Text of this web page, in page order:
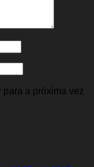
a próxima vez